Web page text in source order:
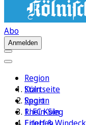
Abo
Anmelden
Region
Köln
Sport
1. FC Köln
Startseite
Region
Rhein-Sieg